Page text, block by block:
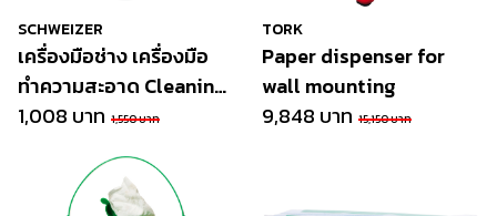
SCHWEIZER
เครื่องมือช่าง เครื่องมือ
ทำความสะอาด Cleaning
set
1,008 บาท 1,550 บาท
TORK
Paper dispenser for
wall mounting
9,848 บาท 15,150 บาท